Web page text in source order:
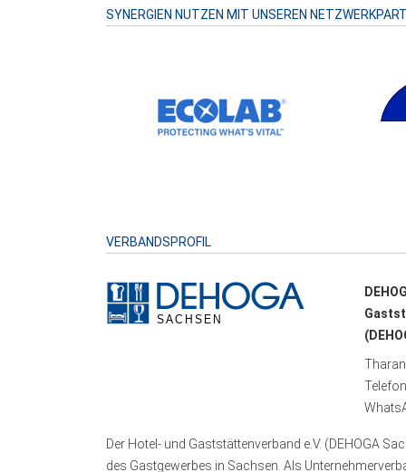
SYNERGIEN NUTZEN MIT UNSEREN
VERBANDSPROFIL
Der Hotel- und Gaststättenverband e.V. (DEHOGA
des Gastgewerbes in Sachsen. Als